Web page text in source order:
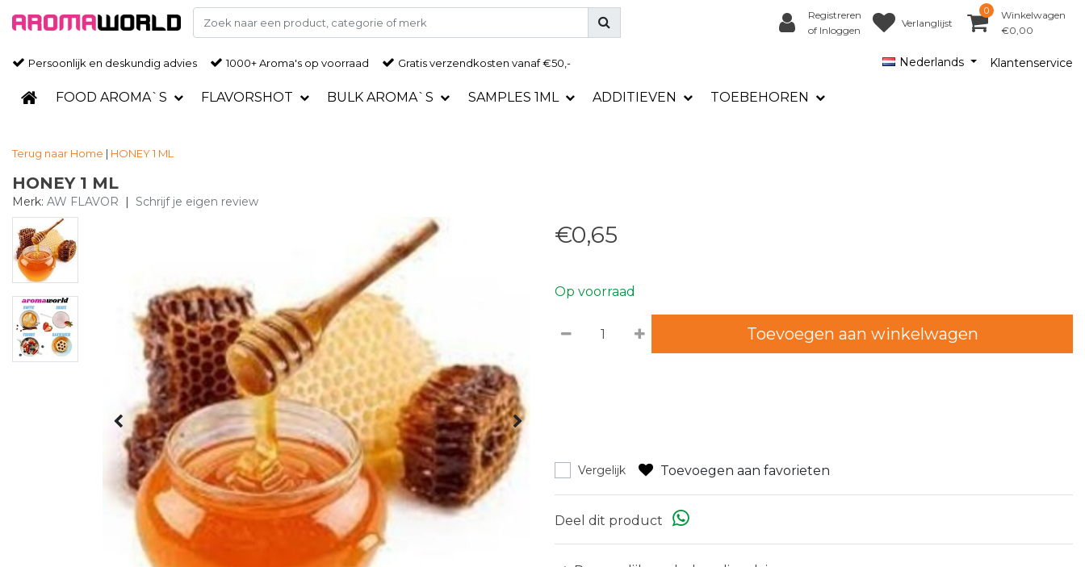
Registreren
of Inloggen
Verlanglijst
0
Winkelwagen
€0,00
Persoonlijk en deskundig advies 1000+ Aroma's op voorraad Gratisverzendkosten vanaf €50,- Nederlands Klantenservice
FOOD AROMA`S FLAVORSHOT BULK AROMA`S SAMPLES 1ML ADDITIEVEN TOEBEHOREN
Terug naar Home | HONEY 1 ML
HONEY 1 ML
Merk: AW FLAVOR | Schrijf je eigen review
€0,65
Op voorraad
Toevoegen aan winkelwagen
Vergelijk Toevoegen aan favorieten
Deel dit product